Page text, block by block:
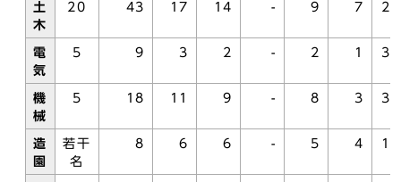
土
木
20 43 17 14 - 9 7
電
気
5 9 3 2 - 2 1
機
械
5 18 11 9 - 8 3
造
園
若干
名
8 6 6 - 5 4